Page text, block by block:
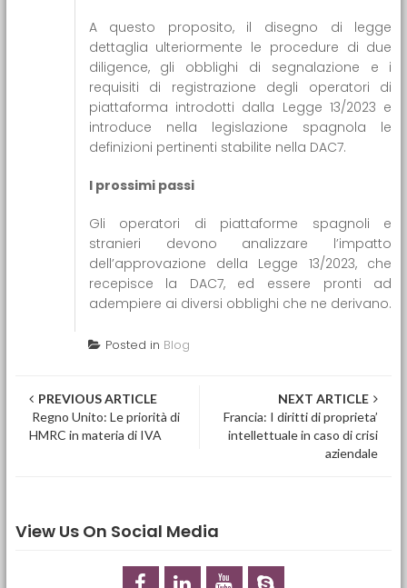
A questo proposito, il disegno di legge
dettaglia ulteriormente le procedure di due
diligence, gli obblighi di segnalazione e i
requisiti di registrazione degli operatori di
piattaforma introdotti dalla Legge 13/2023 e
introduce nella legislazione spagnola le
definizioni pertinenti stabilite nella DAC7.
I prossimi passi
Gli operatori di piattaforme spagnoli e
stranieri devono analizzare l’impatto
dell’approvazione della Legge 13/2023, che
recepisce la DAC7, ed essere pronti ad
adempiere ai diversi obblighi che ne derivano.
Posted in Blog
Post navigation
PREVIOUS ARTICLE
Regno Unito: Le priorità di
HMRC in materia di IVA
NEXT ARTICLE
Francia: I diritti di proprieta’
intellettuale in caso di crisi
aziendale
View Us On Social Media